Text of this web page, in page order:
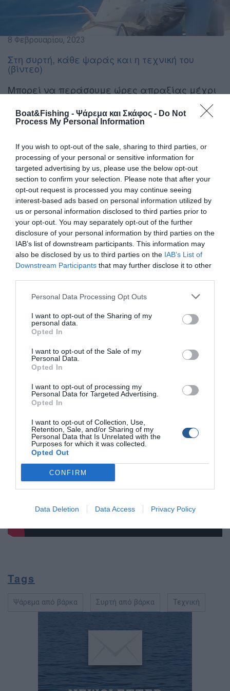
Boat&Fishing - Ψάρεμα και Σκάφος - Do Not
Process My Personal Information
If you wish to opt-out of the sale, sharing to third parties, or
processing of your personal or sensitive information for
targeted advertising by us, please use the below opt-out
section to confirm your selection. Please note that after your
opt-out request is processed you may continue seeing
interest-based ads based on personal information utilized by
us or personal information disclosed to third parties prior to
your opt-out. You may separately opt-out of the further
disclosure of your personal information by third parties on the
IAB’s list of downstream participants. This information may
also be disclosed by us to third parties on the IAB’s List of
Downstream Participants that may further disclose it to other
Personal Data Processing Opt Outs
I want to opt-out of the Sharing of my
personal data.
Opted In
I want to opt-out of the Sale of my
Personal Data.
Opted In
I want to opt-out of processing my
Personal Data for Targeted Advertising.
Opted In
I want to opt-out of Collection, Use,
Retention, Sale, and/or Sharing of my
Personal Data that Is Unrelated with the
Purposes for which it was collected.
Opted Out
CONFIRM
Data Deletion Data Access Privacy Policy
8 Φεβρουαρίου, 2023
Στη συρτή, κάθε ψαράς και η τεχνική του
(βίντεο)
Μπορεί να περάσουμε ώρες απραξίας μέχρι
να πάρουμε το πολυπόθητο «χτύπημα», αλλά
μέχρι να έρθει, καλό είναι να έχουμε κάποιον
για συζήτηση ώστε να περνά ο χρόνος πιο
εύκολα.
Και, όταν χτυπήσει το ψάρι, πάλι ο δεύτερος χρειάζεται
για να μοιραστεί το πάλεμα μαζί του και να μας
ξεκουράσει, για να οδηγεί το σκάφος, για να ανεβάσει το
ψάρι όταν έρθει η ώρα του στην κουβέρτα και τελικά, για
να μοιραστεί μαζί μας τη συγκίνηση και την πρώτη χαρά
της σύλληψης.
Και, επειδή κάθε ψαράς έχει και λίγο διαφορετική τεχνική
στην πάλη με το ψάρι, η συνεργασία δύο ή περισσοτέρων
ατόμων, δίνει πάντα ένα καλύτερο αποτέλεσμα. Αφήστε
που ένα δεύτερο άτομο είναι απαραίτητο και για λόγους
μόνοι μας θα είμαστε όταν προκύψει κάποιο πρόβλημα;
Και φυσικά, ο δεύτερος θα φωτογραφίσει και θα
κινηματογραφήσει τις μάχες με τα ψάρια, που θα μείνουν
για πάντα καταγραμμένες ώστε να ανατρέχουμε σε
αυτές, όταν καταναλώσουμε τα θηράματα που
Tags
Ψάρεμα από βάρκα Συρτή από βάρκα Τεχνική